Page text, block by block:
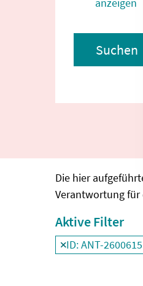
Suchen
Die hier
Verantwortung
Aktive Filter
Filter
ID: ANT-2600615